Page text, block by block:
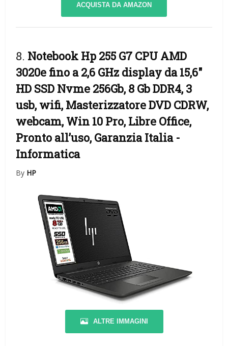
ACQUISTA DA AMAZON
8. Notebook Hp 255 G7 CPU AMD
3020e fino a 2,6 GHz display da 15,6″
HD SSD Nvme 256Gb, 8 Gb DDR4, 3
usb, wifi, Masterizzatore DVD CDRW,
webcam, Win 10 Pro, Libre Office,
Pronto all’uso, Garanzia Italia -
Informatica
By HP
ALTRE IMMAGINI